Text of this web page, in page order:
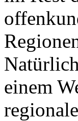
einem